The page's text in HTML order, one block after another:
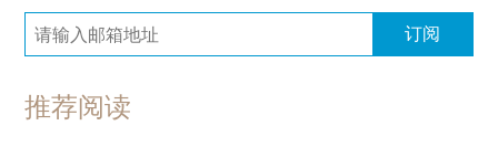
订阅
推荐阅读